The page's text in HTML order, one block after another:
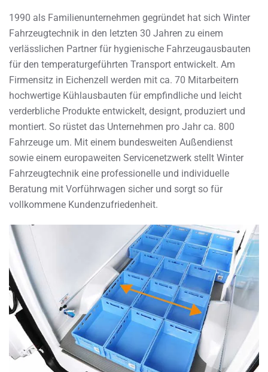
1990 als Familienunternehmen gegründet hat sich Winter
Fahrzeugtechnik in den letzten 30 Jahren zu einem
verlässlichen Partner für hygienische Fahrzeugausbauten
für den temperaturgeführten Transport entwickelt. Am
Firmensitz in Eichenzell werden mit ca. 70 Mitarbeitern
hochwertige Kühlausbauten für empfindliche und leicht
verderbliche Produkte entwickelt, designt, produziert und
montiert. So rüstet das Unternehmen pro Jahr ca. 800
Fahrzeuge um. Mit einem bundesweiten Außendienst
sowie einem europaweiten Servicenetzwerk stellt Winter
Fahrzeugtechnik eine professionelle und individuelle
Beratung mit Vorführwagen sicher und sorgt so für
vollkommene Kundenzufriedenheit.